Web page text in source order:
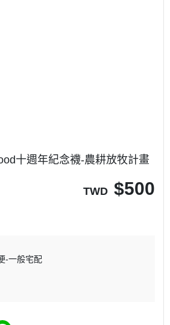
十週年紀念襪-農耕放牧計畫
TWD $500
-一般宅配